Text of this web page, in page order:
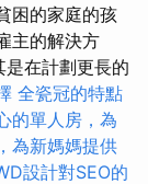
困的家庭的孩
主的解決方
在計劃更長的
全瓷冠的特點
的單人房，為
為新媽媽提供
設計對SEO的